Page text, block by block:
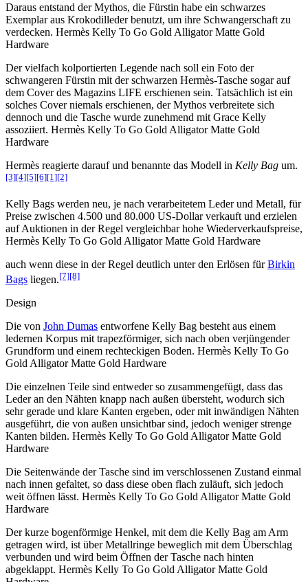
Daraus entstand der Mythos, die Fürstin habe ein schwarzes
Exemplar aus Krokodilleder benutzt, um ihre Schwangerschaft zu
verdecken. Hermès Kelly To Go Gold Alligator Matte Gold
Hardware
Der vielfach kolportierten Legende nach soll ein Foto der
schwangeren Fürstin mit der schwarzen Hermès-Tasche sogar auf
dem Cover des Magazins LIFE erschienen sein. Tatsächlich ist ein
solches Cover niemals erschienen, der Mythos verbreitete sich
dennoch und die Tasche wurde zunehmend mit Grace Kelly
assoziiert. Hermès Kelly To Go Gold Alligator Matte Gold
Hardware
Hermès reagierte darauf und benannte das Modell in Kelly Bag um.
[3][4][5][6][1][2]
Kelly Bags werden neu, je nach verarbeitetem Leder und Metall, für
Preise zwischen 4.500 und 80.000 US-Dollar verkauft und erzielen
auf Auktionen in der Regel vergleichbar hohe Wiederverkaufspreise,
Hermès Kelly To Go Gold Alligator Matte Gold Hardware
auch wenn diese in der Regel deutlich unter den Erlösen fürBirkin
Bags liegen.[7][8]
Design
Die von John Dumas entworfene Kelly Bag besteht aus einem
ledernen Korpus mit trapezförmiger, sich nach oben verjüngender
Grundform und einem rechteckigen Boden. Hermès Kelly To Go
Gold Alligator Matte Gold Hardware
Die einzelnen Teile sind entweder so zusammengefügt, dass das
Leder an den Nähten knapp nach außen übersteht, wodurch sich
sehr gerade und klare Kanten ergeben, oder mit inwändigen Nähten
ausgeführt, die von außen unsichtbar sind, jedoch weniger strenge
Kanten bilden. Hermès Kelly To Go Gold Alligator Matte Gold
Hardware
Die Seitenwände der Tasche sind im verschlossenen Zustand einmal
nach innen gefaltet, so dass diese oben flach zuläuft, sich jedoch
weit öffnen lässt. Hermès Kelly To Go Gold Alligator Matte Gold
Hardware
Der kurze bogenförmige Henkel, mit dem die Kelly Bag am Arm
getragen wird, ist über Metallringe beweglich mit dem Überschlag
verbunden und wird beim Öffnen der Tasche nach hinten
abgeklappt. Hermès Kelly To Go Gold Alligator Matte Gold